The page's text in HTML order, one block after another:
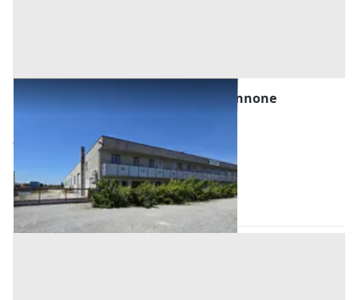
#2639889 Tribunale di Udine - Capannone
industriale con beni mobili
Inserito il: 23/07/2026
Buttrio (Udine)
711.735 €
Codice annuncio:2072509984